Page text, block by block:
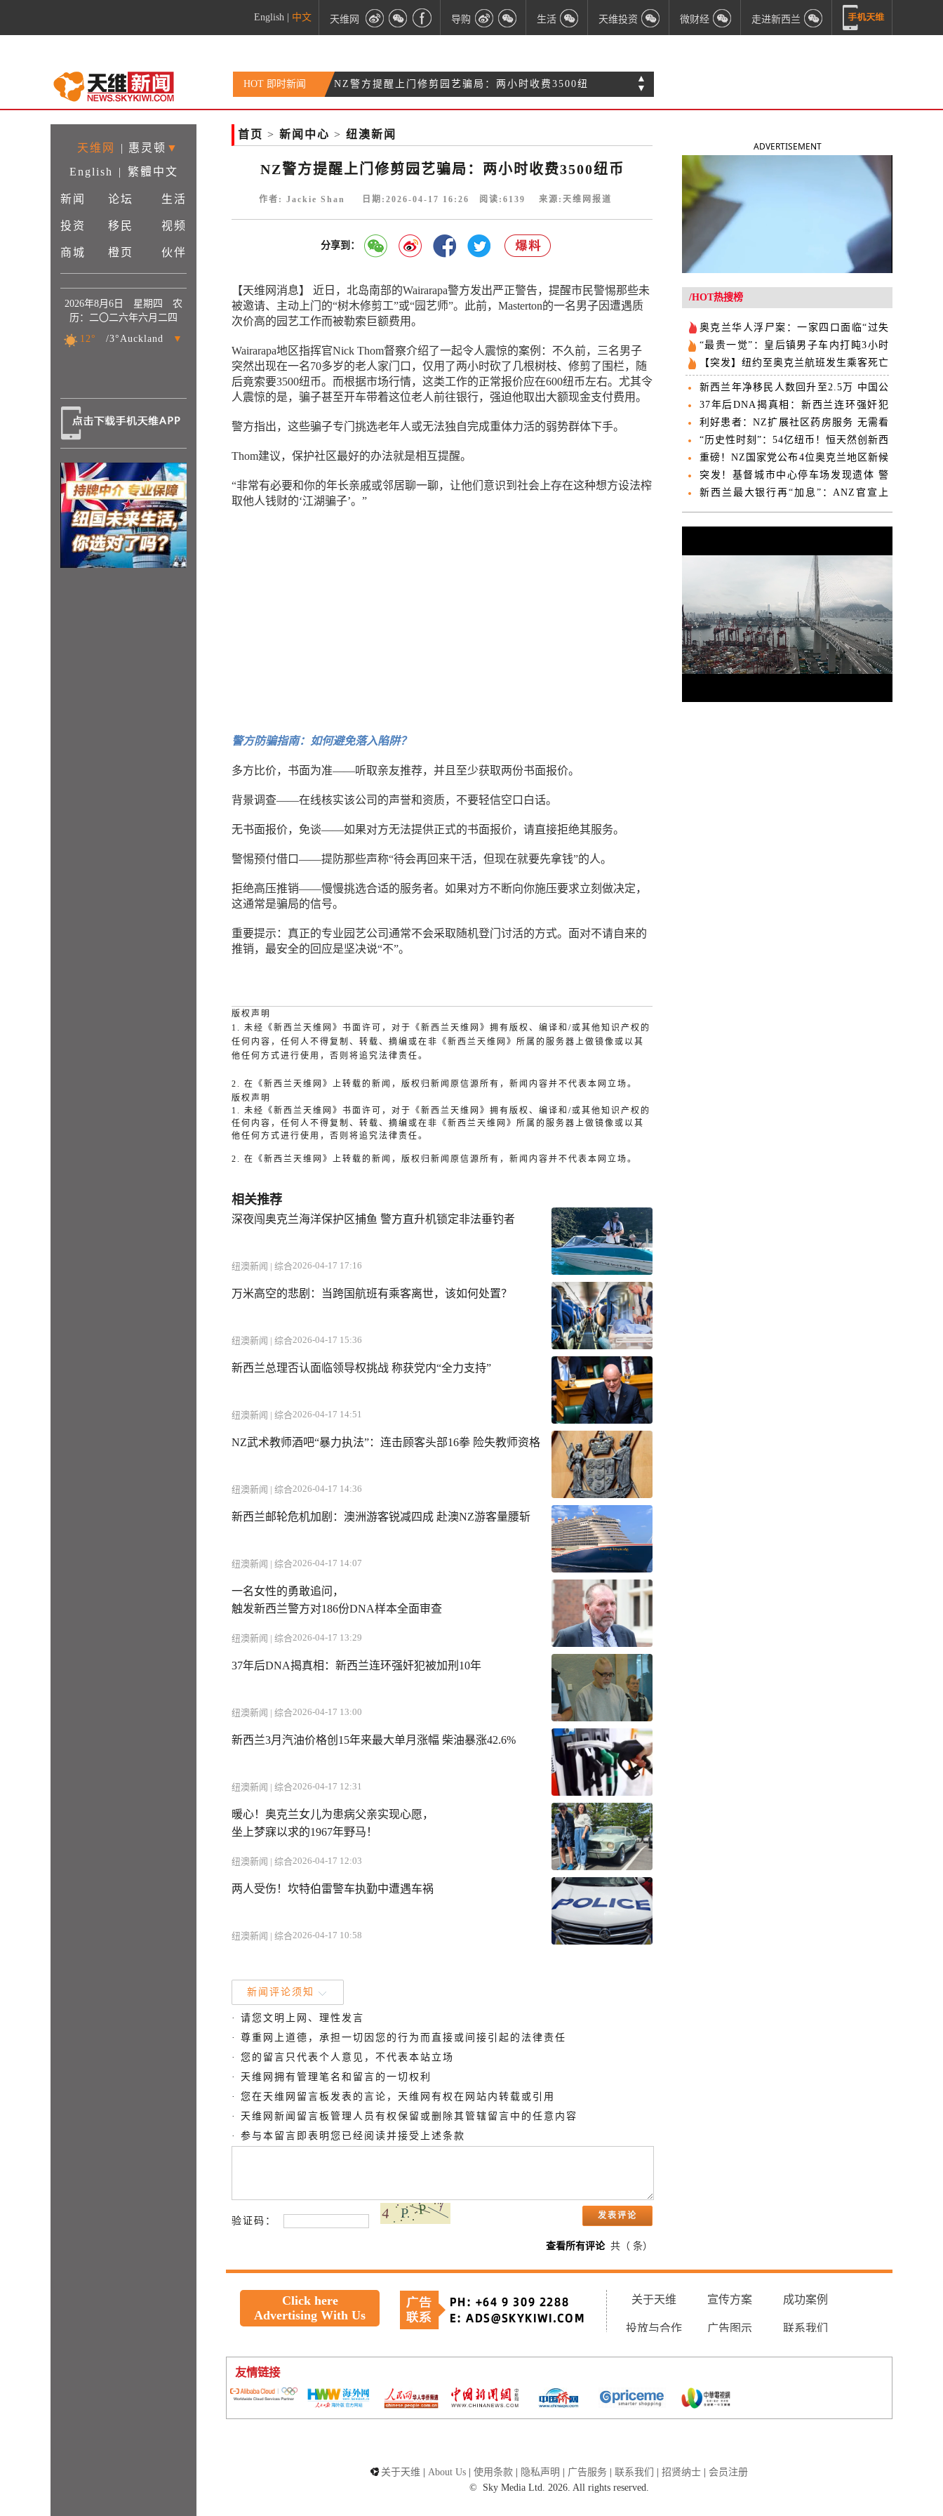
English 中文 天维网 导购 生活 天维投资 微财经 走进新西兰
HOT 即时新闻 万米高空的悲剧：当跨国航班有乘客离世，该如何处
置？
失教师资格
刑事起诉
NZ警方提醒上门修剪园艺骗局：两小时收费3500纽
币
▲
▼
天维网 | 惠灵顿 ▼
English
| 繁體中文
新闻 论坛 生活
投资 移民 视频
商城 橙页 伙伴
2026年8月6日 星期四 农
历：二〇二六年六月二四
12°
/3°Auckland ▼
首页 > 新闻中心 > 纽澳新闻
NZ警方提醒上门修剪园艺骗局：两小时收费3500纽币
作者: Jackie Shan 日期:2026-04-17 16:26 阅读: 6139 来源:天维网报道
分享到：
【天维网消息】 近日，北岛南部的Wairarapa警方发出严正警告，提醒市民警惕那些未
被邀请、主动上门的“树木修剪工”或“园艺师”。此前，Masterton的一名男子因遭遇质
次价高的园艺工作而被勒索巨额费用。
Wairarapa地区指挥官Nick Thom督察介绍了一起令人震惊的案例：不久前，三名男子
突然出现在一名70多岁的老人家门口，仅用了两小时砍了几根树枝、修剪了围栏，随
后竟索要3500纽币。而根据市场行情，这类工作的正常报价应在600纽币左右。尤其令
人震惊的是，骗子甚至开车带着这位老人前往银行，强迫他取出大额现金支付费用。
警方指出，这些骗子专门挑选老年人或无法独自完成重体力活的弱势群体下手。
Thom建议，保护社区最好的办法就是相互提醒。
“非常有必要和你的年长亲戚或邻居聊一聊，让他们意识到社会上存在这种想方设法榨
取他人钱财的‘江湖骗子’。”
警方防骗指南：如何避免落入陷阱？
多方比价，书面为准——听取亲友推荐，并且至少获取两份书面报价。
背景调查——在线核实该公司的声誉和资质，不要轻信空口白话。
无书面报价，免谈——如果对方无法提供正式的书面报价，请直接拒绝其服务。
警惕预付借口——提防那些声称“待会再回来干活，但现在就要先拿钱”的人。
拒绝高压推销——慢慢挑选合适的服务者。如果对方不断向你施压要求立刻做决定，
这通常是骗局的信号。
重要提示：真正的专业园艺公司通常不会采取随机登门讨活的方式。面对不请自来的
推销，最安全的回应是坚决说“不”。
版权声明
1. 未经《新西兰天维网》书面许可，对于《新西兰天维网》拥有版权、编译和/或其他知识产权的
任何内容，任何人不得复制、转载、摘编或在非《新西兰天维网》所属的服务器上做镜像或以其
他任何方式进行使用，否则将追究法律责任。
2. 在《新西兰天维网》上转载的新闻，版权归新闻原信源所有，新闻内容并不代表本网立场。
版权声明
1. 未经《新西兰天维网》书面许可，对于《新西兰天维网》拥有版权、编译和/或其他知识产权的
任何内容，任何人不得复制、转载、摘编或在非《新西兰天维网》所属的服务器上做镜像或以其
他任何方式进行使用，否则将追究法律责任。
2. 在《新西兰天维网》上转载的新闻，版权归新闻原信源所有，新闻内容并不代表本网立场。
相关推荐
深夜闯奥克兰海洋保护区捕鱼 警方直升机锁定非法垂钓者
纽澳新闻 | 综合2026-04-17 17:16
万米高空的悲剧：当跨国航班有乘客离世，该如何处置？
纽澳新闻 | 综合2026-04-17 15:36
新西兰总理否认面临领导权挑战 称获党内“全力支持”
纽澳新闻 | 综合2026-04-17 14:51
NZ武术教师酒吧“暴力执法”：连击顾客头部16拳 险失教师资格
纽澳新闻 | 综合2026-04-17 14:36
新西兰邮轮危机加剧：澳洲游客锐减四成 赴澳NZ游客量腰斩
纽澳新闻 | 综合2026-04-17 14:07
一名女性的勇敢追问，
触发新西兰警方对186份DNA样本全面审查
纽澳新闻 | 综合2026-04-17 13:29
37年后DNA揭真相：新西兰连环强奸犯被加刑10年
纽澳新闻 | 综合2026-04-17 13:00
新西兰3月汽油价格创15年来最大单月涨幅 柴油暴涨42.6%
纽澳新闻 | 综合2026-04-17 12:31
暖心！奥克兰女儿为患病父亲实现心愿，
坐上梦寐以求的1967年野马！
纽澳新闻 | 综合2026-04-17 12:03
两人受伤！坎特伯雷警车执勤中遭遇车祸
纽澳新闻 | 综合2026-04-17 10:58
新闻评论须知
· 请您文明上网、理性发言
· 尊重网上道德，承担一切因您的行为而直接或间接引起的法律责任
· 您的留言只代表个人意见，不代表本站立场
· 天维网拥有管理笔名和留言的一切权利
· 您在天维网留言板发表的言论，天维网有权在网站内转载或引用
· 天维网新闻留言板管理人员有权保留或删除其管辖留言中的任意内容
· 参与本留言即表明您已经阅读并接受上述条款
验证码：
查看所有评论共（ 条）
ADVERTISEMENT
/HOT热搜榜
奥克兰华人浮尸案：一家四口面临“过失
杀人”起诉 身份首度公开
“最贵一觉”：皇后镇男子车内打盹3小时
收800纽币罚单
【突发】纽约至奥克兰航班发生乘客死亡
事件
新西兰年净移民人数回升至2.5万 中国公
民入境居非公民首位
37年后DNA揭真相：新西兰连环强奸犯
被加刑10年
利好患者：NZ扩展社区药房服务 无需看
GP可低价或免费取药
“历史性时刻”：54亿纽币！恒天然创新西
兰最大单笔发钱纪录
重磅！NZ国家党公布4位奥克兰地区新候
选人！全力冲刺2026年大选！
突发！基督城市中心停车场发现遗体 警
方封锁现场
新西兰最大银行再“加息”：ANZ官宣上
调房贷利率
Click here
Advertising With Us
关于天维 宣传方案 成功案例
投放与合作 广告图示 联系我们
友情链接
关于天维 About Us 使用条款 隐私声明 广告服务 联系我们 招贤纳士
会员注册
©
Sky Media Ltd. 2026. All rights reserved.